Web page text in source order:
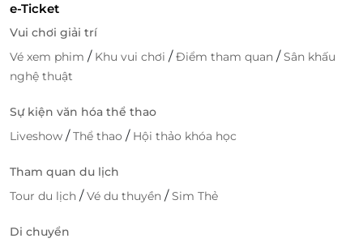
Bể bơi rộng, sạch sẽ giúp du khách có những giây phút thư giãn
thoải mái
Ngoài ra, hệ thống nhà hàng với không gian mở
thoáng đãng thân thuộc khi bước chân vào cửa, mà
còn mang đến những món ăn độc đáo mang đậm
dẫn.
e-Ticket
Vui chơi giải trí
Vé xem phim / Khu vui chơi /Điểm tham quan /Sân khấu
nghệ thuật
Sự kiện văn hóa thể thao
Liveshow /Thể thao / Hội thảo khóa học
Tham quan du lịch
Tour du lịch /Vé du thuyền /Sim Thẻ
Di chuyển